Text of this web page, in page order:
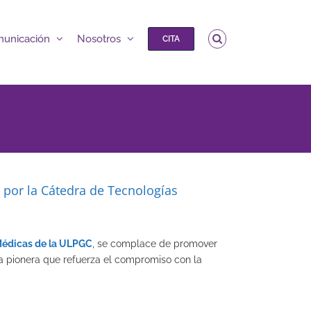
Nosotros CITA
la Cátedra de Tecnologías
de la ULPGC , se complace de promover
pionera que refuerza el compromiso con la